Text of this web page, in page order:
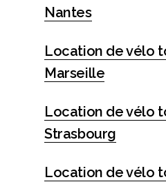
Nantes
Location de vélo
Marseille
Location de vélo
Strasbourg
Location de vélo